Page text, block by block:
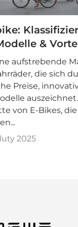
&
aufstrebende
die sich
Preise,
von E-Bikes,
2025